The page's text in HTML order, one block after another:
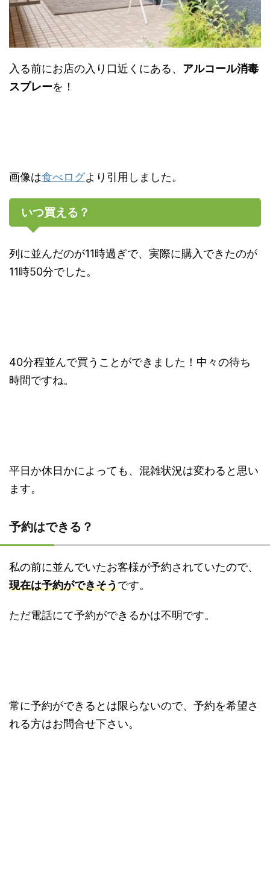
入る前にお店の入り口近くにある、 アルコール消毒
スプレーを！
画像は食べログより引用しました。
いつ買える？
列に並んだのが11時過ぎで、実際に購入できたのが
11時50分でした。
40分程並んで買うことができました！中々の待ち
時間ですね。
平日か休日かによっても、混雑状況は変わると思い
ます。
予約はできる？
私の前に並んでいたお客様が予約されていたので、
現在は予約ができそうです。
ただ電話にて予約ができるかは不明です。
常に予約ができるとは限らないので、予約を希望さ
れる方はお問合せ下さい。